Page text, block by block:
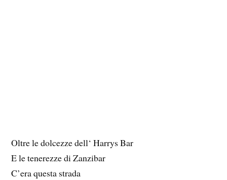
Oltre le dolcezze dell‘ Harrys Bar
E le tenerezze di Zanzibar
C’era questa strada